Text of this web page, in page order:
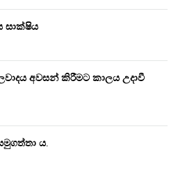
සාක්ෂිය
අවසන් කිරීමට කාලය උදාවී
ය.